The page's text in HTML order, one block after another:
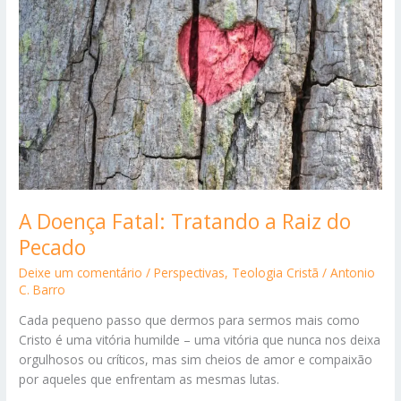
Construir
Unidade
A Doença Fatal: Tratando a Raiz do
Pecado
Deixe um comentário /Perspectivas, Teologia Cristã /Antonio
C. Barro
Cada pequeno passo que dermos para sermos mais como
Cristo é uma vitória humilde – uma vitória que nunca nos deixa
orgulhosos ou críticos, mas sim cheios de amor e compaixão
por aqueles que enfrentam as mesmas lutas.